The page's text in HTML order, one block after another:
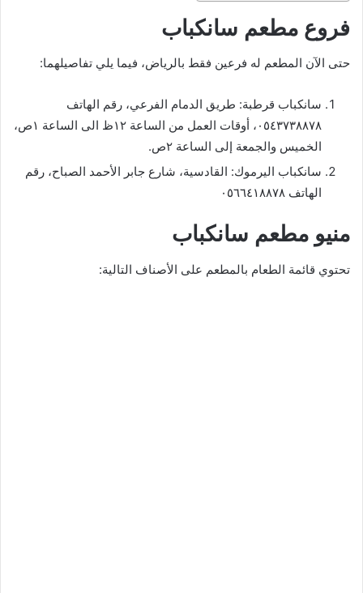
فروع مطعم سانكباب
حتى الآن المطعم له فرعين فقط بالرياض، فيما يلي تفاصيلهما:
سانكباب قرطبة: طريق الدمام الفرعي، رقم الهاتف
٠٥٤٣٧٣٨٨٧٨، أوقات العمل من الساعة ١٢ظ الى الساعة ١ص،
الخميس والجمعة إلى الساعة ٢ص.
سانكباب اليرموك: القادسية، شارع جابر الأحمد الصباح، رقم
الهاتف ٠٥٦٦٤١٨٨٧٨
منيو مطعم سانكباب
تحتوي قائمة الطعام بالمطعم على الأصناف التالية: